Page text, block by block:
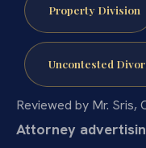
Property Division
Uncontested
Reviewed by Mr. Sris,
Attorney